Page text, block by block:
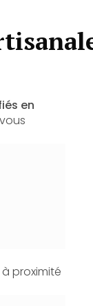
en
proximité